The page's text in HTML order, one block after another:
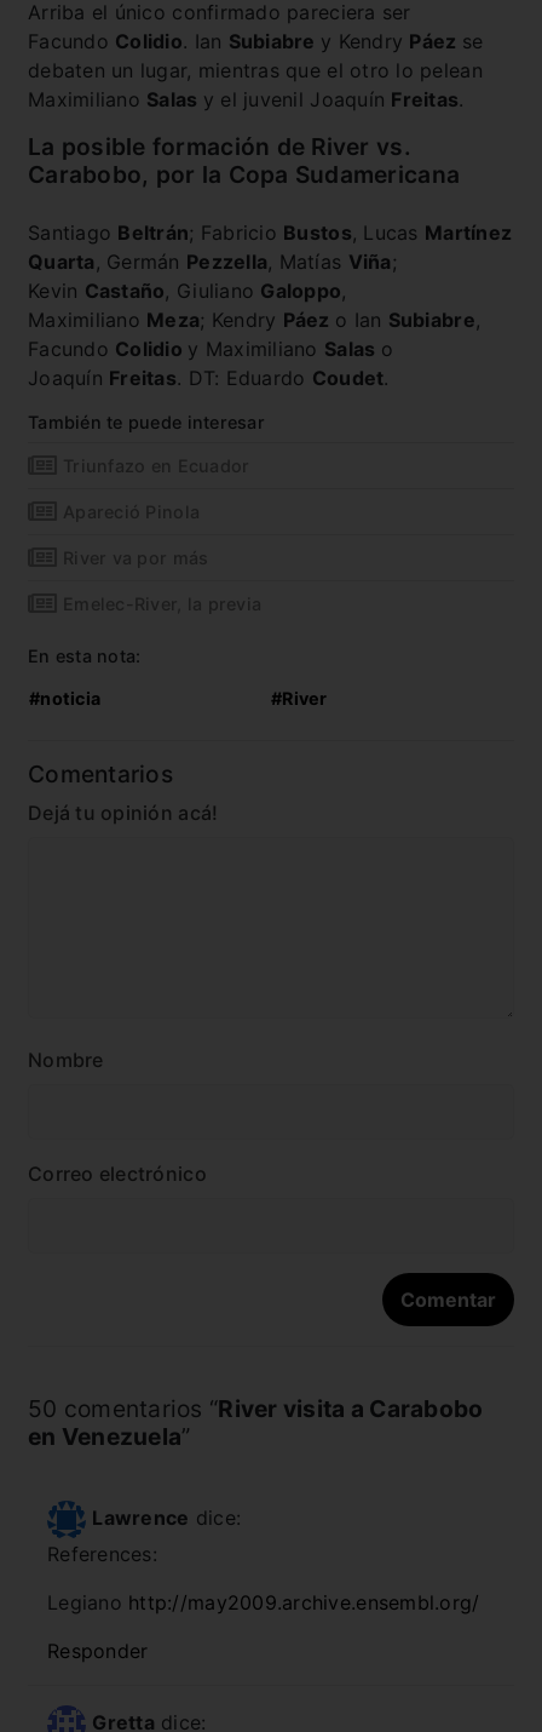
Arriba el único confirmado pareciera ser
Facundo Colidio. Ian Subiabre y Kendry Páez se
debaten un lugar, mientras que el otro lo pelean
Maximiliano Salas y el juvenil Joaquín Freitas.
La posible formación de River vs.
Carabobo, por la Copa Sudamericana
Santiago Beltrán; Fabricio Bustos, Lucas Martínez
Quarta , Germán Pezzella, Matías Viña ;
Kevin Castaño, Giuliano Galoppo,
Maximiliano Meza; Kendry Páez o Ian Subiabre,
Facundo Colidio y Maximiliano Salas o
Joaquín Freitas. DT: Eduardo Coudet.
También te puede interesar
Triunfazo en Ecuador
Apareció Pinola
River va por más
Emelec-River, la previa
En esta nota:
#noticia #River
Comentarios
Dejá tu opinión acá!
Nombre
Correo electrónico
50 comentarios “River visita a Carabobo
en Venezuela”
Lawrence dice:
References:
Legiano http://may2009.archive.ensembl.org/
Responder
Gretta dice: